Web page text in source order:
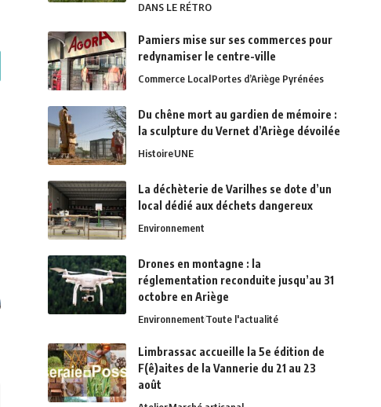
DANS LE RÉTRO
Pamiers mise sur ses commerces pour
redynamiser le centre-ville
Commerce LocalPortes d’Ariège Pyrénées
Du chêne mort au gardien de mémoire :
la sculpture du Vernet d’Ariège dévoilée
HistoireUNE
La déchèterie de Varilhes se dote d’un
local dédié aux déchets dangereux
Environnement
Drones en montagne : la
réglementation reconduite jusqu’au 31
octobre en Ariège
EnvironnementToute l'actualité
Limbrassac accueille la 5e édition de
F(ê)aites de la Vannerie du 21 au 23
août